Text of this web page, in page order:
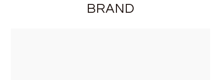
BRAND